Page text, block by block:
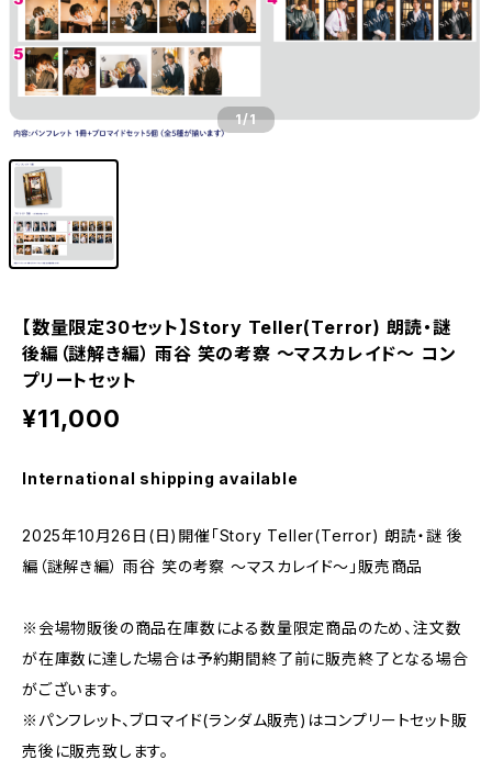
1/1
【数量限定30セット】Story Teller(Terror) 朗読・謎
後編（謎解き編） 雨谷 笑の考察 〜マスカレイド〜 コン
プリートセット
¥11,000
International shipping available
2025年10月26日(日)開催「Story Teller(Terror) 朗読・謎 後
編（謎解き編） 雨谷 笑の考察 〜マスカレイド〜」販売商品
※会場物販後の商品在庫数による数量限定商品のため、注文数
が在庫数に達した場合は予約期間終了前に販売終了となる場合
がございます。
※パンフレット、ブロマイド(ランダム販売)はコンプリートセット販
売後に販売致します。